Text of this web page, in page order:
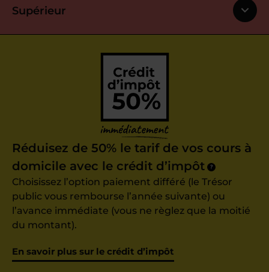
Supérieur
Réduisez de 50% le tarif de vos cours à
domicile avec le crédit d’impôt
?
Choisissez l’option paiement différé (le Trésor
public vous rembourse l’année suivante) ou
l’avance immédiate (vous ne règlez que la moitié
du montant).
En savoir plus sur le crédit d’impôt